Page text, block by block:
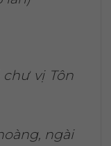
vị Tôn
ngài